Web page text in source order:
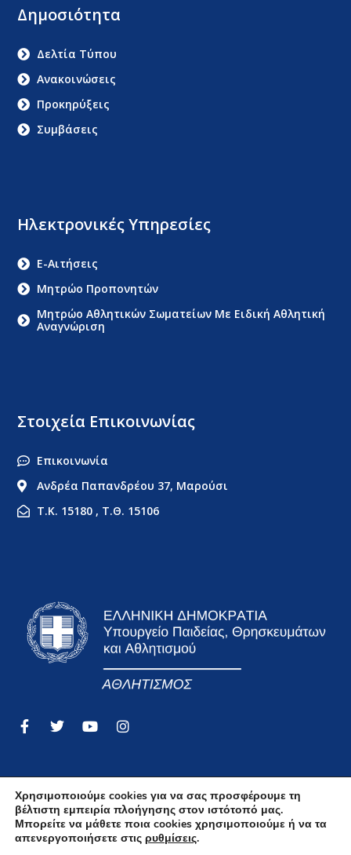
Στοιχεία Επικοινωνίας
Επικοινωνία
Ανδρέα Παπανδρέου 37, Μαρούσι
Τ.Κ. 15180 , Τ.Θ. 15106
Ηλεκτρονικές Υπηρεσίες
E-Αιτήσεις
Μητρώο Προπονητών
Μητρώο Αθλητικών Σωματείων Με Ειδική Αθλητική
Αναγνώριση
Δημοσιότητα
Δελτία Τύπου
Ανακοινώσεις
Προκηρύξεις
Συμβάσεις
Όροι Χρήσης
Δήλωση Απορρήτου Και Προστασίας Δεδομένων
Χρησιμοποιούμε cookies για να σας προσφέρουμε τη
βέλτιστη εμπειρία πλοήγησης στον ιστότοπό μας.
Μπορείτε να μάθετε ποια cookies χρησιμοποιούμε ή να τα
απενεργοποιήσετε στις ρυθμίσεις.